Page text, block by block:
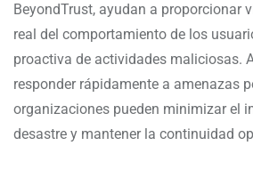
BeyondTrust, ayudan a proporcionar
real del comportamiento de los
proactiva de actividades maliciosas.
responder rápidamente a amenazas
organizaciones pueden minimizar el
desastre y mantener la continuidad